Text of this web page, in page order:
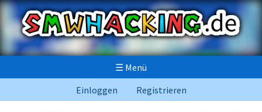
☰ Menü
Einloggen
Registrieren